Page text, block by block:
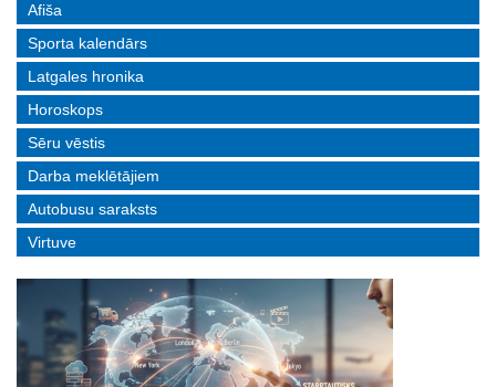
Afiša
Sporta kalendārs
Latgales hronika
Horoskops
Sēru vēstis
Darba meklētājiem
Autobusu saraksts
Virtuve